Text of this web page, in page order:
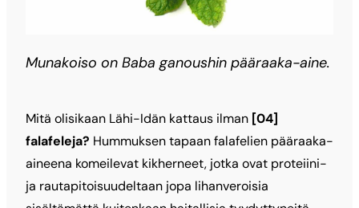
Munakoiso on Baba ganoushin pääraaka-aine.
Mitä olisikaan Lähi-Idän kattaus ilman [04]
falafeleja? Hummuksen tapaan falafelien pääraaka-
aineena komeilevat kikherneet, jotka ovat proteiini-
ja rautapitoisuudeltaan jopa lihanveroisia